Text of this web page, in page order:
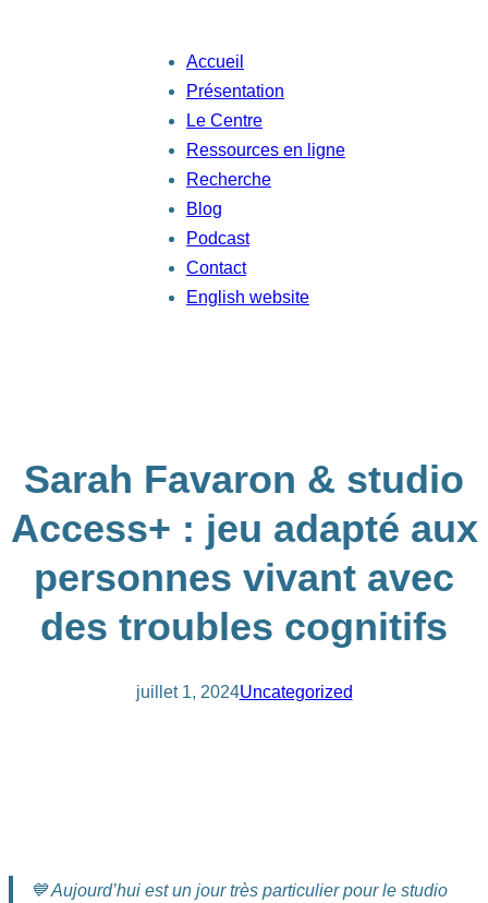
Accueil
Présentation
Le Centre
Ressources en ligne
Recherche
Blog
Podcast
Contact
English website
Sarah Favaron & studio
Access+ : jeu adapté aux
personnes vivant avec
des troubles cognitifs
juillet 1, 2024Uncategorized
💙 Aujourd’hui est un jour très particulier pour le studio